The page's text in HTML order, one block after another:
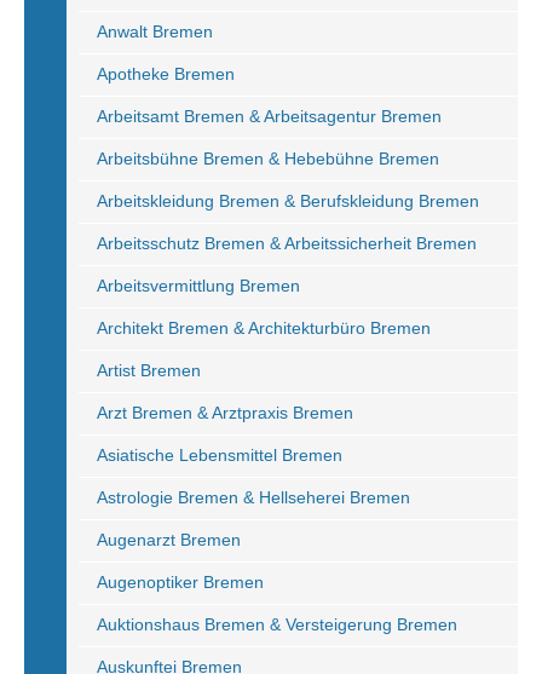
Anwalt Bremen
Apotheke Bremen
Arbeitsamt Bremen & Arbeitsagentur Bremen
Arbeitsbühne Bremen & Hebebühne Bremen
Arbeitskleidung Bremen & Berufskleidung Bremen
Arbeitsschutz Bremen & Arbeitssicherheit Bremen
Arbeitsvermittlung Bremen
Architekt Bremen & Architekturbüro Bremen
Artist Bremen
Arzt Bremen & Arztpraxis Bremen
Asiatische Lebensmittel Bremen
Astrologie Bremen & Hellseherei Bremen
Augenarzt Bremen
Augenoptiker Bremen
Auktionshaus Bremen & Versteigerung Bremen
Auskunftei Bremen